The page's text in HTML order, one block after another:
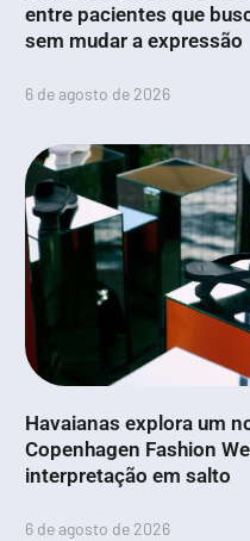
entre pacientes que
sem mudar a expressão
6 de agosto de 2026
Havaianas explora um
Copenhagen Fashion
interpretação em salto
6 de agosto de 2026